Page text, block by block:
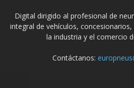
Digital dirigido al profesional de
integral de vehículos,
la industria y el comercio
Contáctanos: